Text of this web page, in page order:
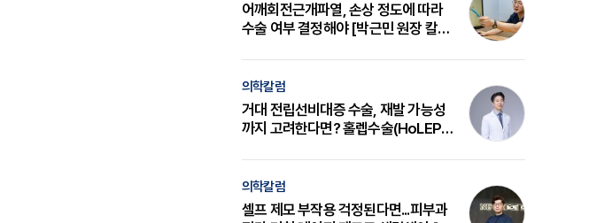
어깨회전근개파열, 손상 정도에 따라
수술 여부 결정해야 [박근민 원장 칼
의학칼럼
거대 전립선비대증 수술, 재발 가능성
까지 고려한다면? 홀렙수술(HoLEP)
의학칼럼
셀프 제모 부작용 걱정된다면...피부과